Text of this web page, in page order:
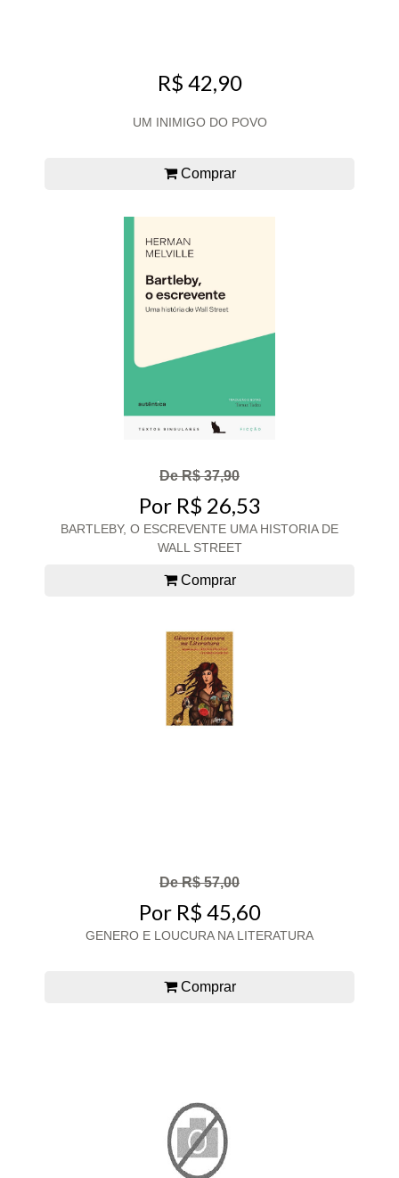
R$ 42,90
UM INIMIGO DO POVO
Comprar
De R$ 37,90
Por R$ 26,53
BARTLEBY, O ESCREVENTE UMA HISTORIA DE
WALL STREET
Comprar
De R$ 57,00
Por R$ 45,60
GENERO E LOUCURA NA LITERATURA
Comprar